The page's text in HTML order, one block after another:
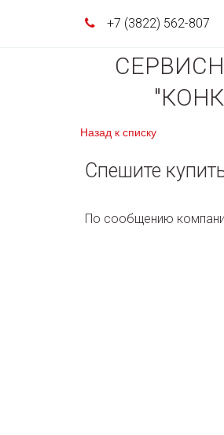
+7 (3822) 562-807
Назад к списку
Спешите
По сообщению